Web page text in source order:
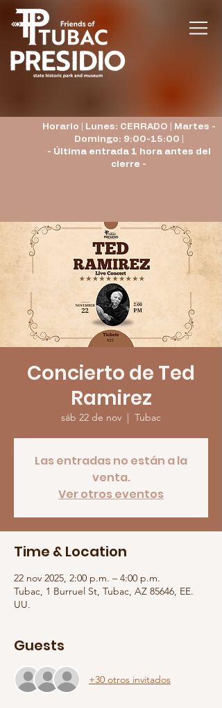
Horario | Lunes: CERRADO | Martes -
Domingo: 9:00-15:00 |
- Última entrada 1 hora antes del
cierre -
Concierto de Ted
Ramirez
sáb 22 de nov
  |
Tubac
Las entradas no están a la
venta.
Ver otros eventos
Time & Location
22 nov 2025, 2:00 p.m. – 4:00 p.m.
Tubac, 1 Burruel St, Tubac, AZ 85646, EE.
UU.
Guests
+30 otros invitados